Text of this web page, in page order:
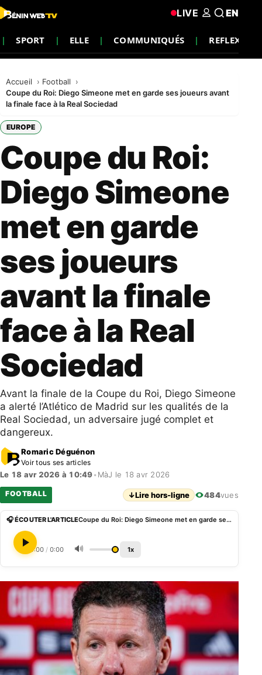
SPORT ELLE COMMUNIQUÉS REFLEXION
LIVE EN
Accueil
Football
Coupe du Roi: Diego Simeone met en garde ses joueurs avant
la finale face à la Real Sociedad
EUROPE
Coupe du Roi:
Diego Simeone
met en garde
ses joueurs
avant la finale
face à la Real
Sociedad
Avant la finale de la Coupe du Roi, Diego Simeone
a alerté l’Atlético de Madrid sur les qualités de la
Real Sociedad, un adversaire jugé complet et
dangereux.
Romaric Déguénon
Voir tous ses articles
Le 18 avr 2026 à 10:49• MàJ le 18 avr 2026
FOOTBALL ↓Lire hors-ligne 484vues
🎧 ÉCOUTER L'ARTICLE Coupe du Roi: Diego Simeone met en garde ses joueurs avant la finale face à la Real Sociedad
0:00 / 0:00 🔊 1x